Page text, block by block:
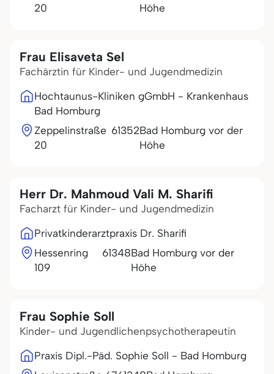
20
Höhe
Frau Elisaveta Sel
Fachärztin für Kinder- und Jugendmedizin
Hochtaunus-Kliniken gGmbH - Krankenhaus
Bad Homburg
Zeppelinstraße
20
61352Bad Homburg vor der
Höhe
Herr Dr. Mahmoud Vali M. Sharifi
Facharzt für Kinder- und Jugendmedizin
Privatkinderarztpraxis Dr. Sharifi
Hessenring
109
61348Bad Homburg vor der
Höhe
Frau Sophie Soll
Kinder- und Jugendlichenpsychotherapeutin
Praxis Dipl.-Päd. Sophie Soll - Bad Homburg